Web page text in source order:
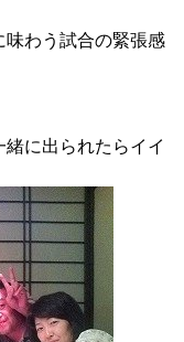
味わう試合の緊張感
に出られたらイイ